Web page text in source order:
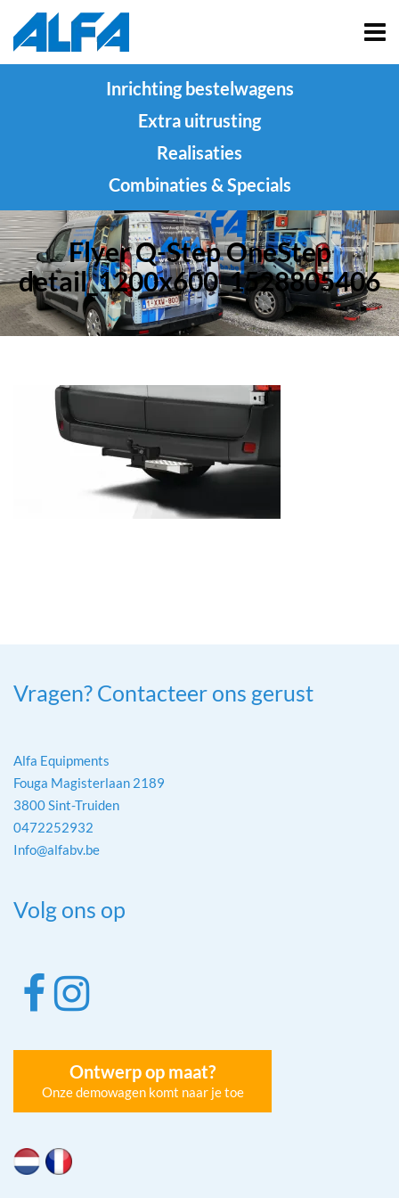
Inrichting bestelwagens
Extra uitrusting
Realisaties
Combinaties & Specials
Flyer Q-Step OneStep
detail_1200x600_1528805406
Vragen? Contacteer ons gerust
Alfa Equipments
Fouga Magisterlaan 2189
3800 Sint-Truiden
0472252932
Info@alfabv.be
Volg ons op
Ontwerp op maat?
Onze demowagen komt naar je toe